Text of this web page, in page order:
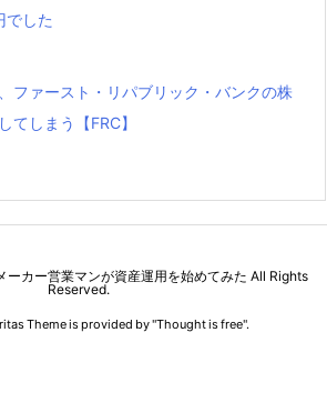
でした
ファースト・リパブリック・バンクの株
てしまう【FRC】
ーカー営業マンが資産運用を始めてみた All Rights
Reserved.
Theme is provided by "Thought is free".